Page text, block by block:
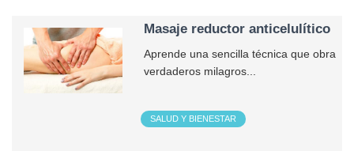
Masaje reductor anticelulítico
Aprende una sencilla técnica que obra
verdaderos milagros...
SALUD Y BIENESTAR